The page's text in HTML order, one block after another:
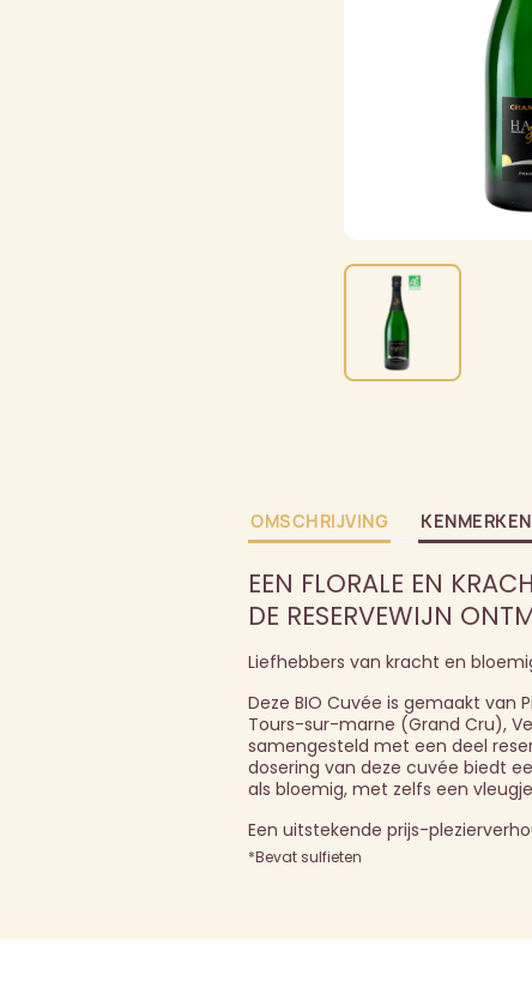
OMSCHRIJVING KENMERKEN
EEN FLORALE EN
DE RESERVEWIJN
Liefhebbers van kracht en
Deze BIO Cuvée is gemaakt van
Tours-sur-marne (Grand Cru),
samengesteld met een deel
dosering van deze cuvée biedt
als bloemig, met zelfs een
Een uitstekende prijs-
*Bevat sulfieten